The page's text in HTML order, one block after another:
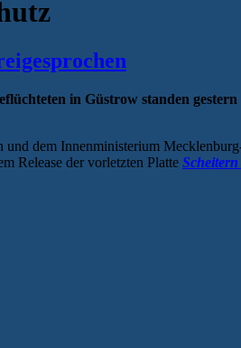
in Güstrow standen
dem Innenministerium
Release der vorletzten Platte Scheitern